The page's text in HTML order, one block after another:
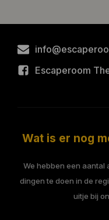
Escaperoom
Wat is er nog
We hebben een aantal
dingen te doen in de
uitje bij